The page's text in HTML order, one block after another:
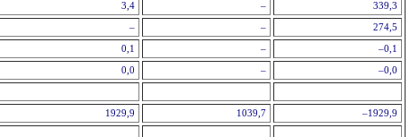
3,4 – 339,3
– – 274,5
0,1 – –0,1
0,0 – –0,0
1929,9 1039,7 –1929,9